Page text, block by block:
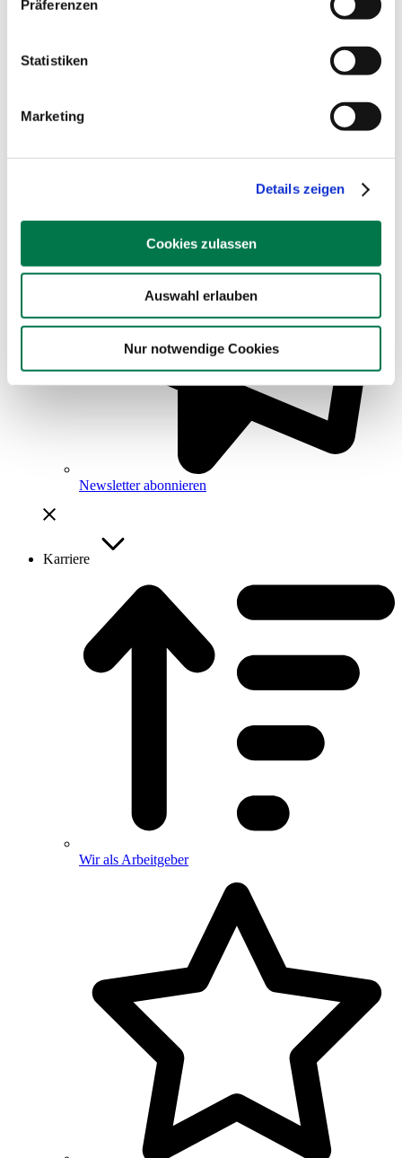
Präferenzen
Statistiken
Marketing
Details zeigen
Cookies zulassen
Auswahl erlauben
Nur notwendige Cookies
Newsletter abonnieren
Karriere
Wir als Arbeitgeber